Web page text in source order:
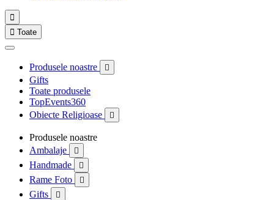

 Toate
Produsele noastre 
Gifts
Toate produsele
TopEvents360
Obiecte Religioase

Produsele noastre
Ambalaje

Handmade 
Rame Foto 
Gifts 